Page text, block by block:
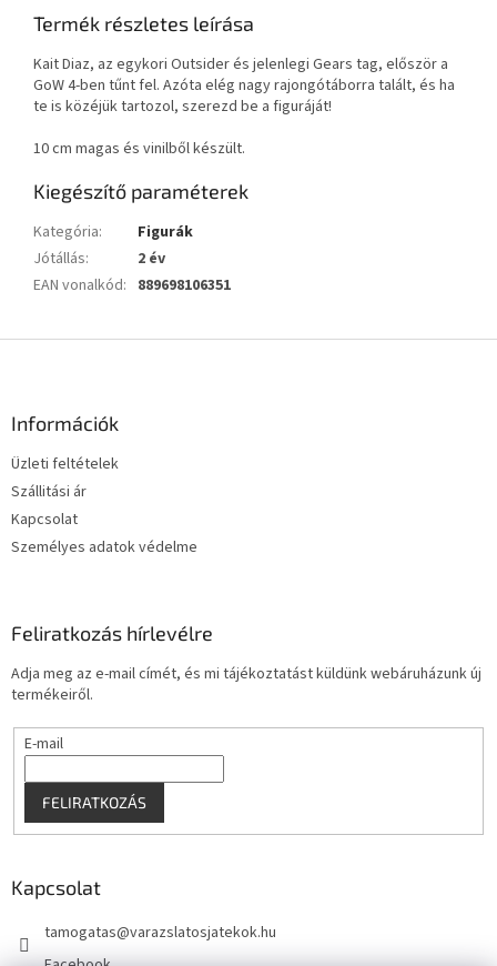
Termék részletes leírása
Kait Diaz, az egykori Outsider és jelenlegi Gears tag, először a
GoW 4-ben tűnt fel. Azóta elég nagy rajongótáborra talált, és ha
te is közéjük tartozol, szerezd be a figuráját!
10 cm magas és vinilből készült.
Kiegészítő paraméterek
Kategória:
Figurák
Jótállás:
2 év
EAN vonalkód: 889698106351
Információk
Üzleti feltételek
Szállitási ár
Kapcsolat
Személyes adatok védelme
Feliratkozás hírlevélre
Adja meg az e-mail címét, és mi tájékoztatást küldünk webáruházunk új
termékeiről.
E-mail
FELIRATKOZÁS
Kapcsolat
tamogatas@varazslatosjatekok.hu